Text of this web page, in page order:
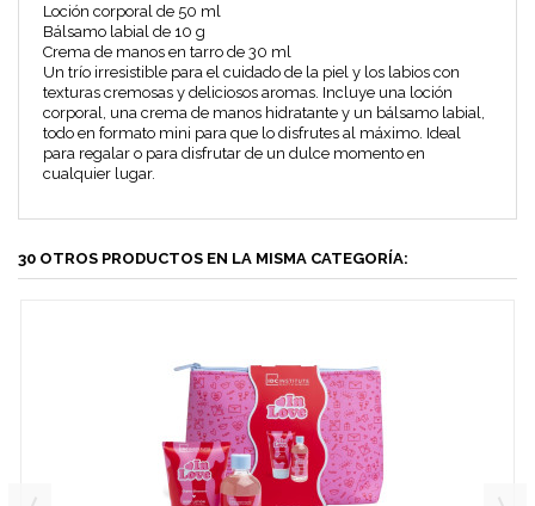
Loción corporal de 50 ml
Bálsamo labial de 10 g
Crema de manos en tarro de 30 ml
Un trío irresistible para el cuidado de la piel y los labios con
texturas cremosas y deliciosos aromas. Incluye una loción
corporal, una crema de manos hidratante y un bálsamo labial,
todo en formato mini para que lo disfrutes al máximo. Ideal
para regalar o para disfrutar de un dulce momento en
cualquier lugar.
30 OTROS PRODUCTOS EN LA MISMA CATEGORÍA: